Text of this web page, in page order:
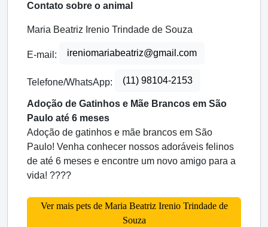
Contato sobre o animal
Maria Beatriz Irenio Trindade de Souza
E-mail: ireniomariabeatriz@gmail.com
Telefone/WhatsApp: (11) 98104-2153
Adoção de Gatinhos e Mãe Brancos em São
Paulo até 6 meses
Adoção de gatinhos e mãe brancos em São
Paulo! Venha conhecer nossos adoráveis felinos
de até 6 meses e encontre um novo amigo para a
vida! ????
Ver mais pets de Maria Beatriz Irenio Trindade de
Souza